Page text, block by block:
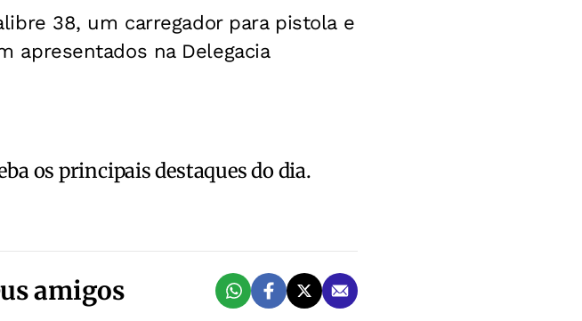
38, um carregador para pistola e
apresentados na Delegacia
os principais destaques do dia.
amigos